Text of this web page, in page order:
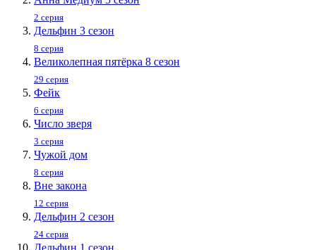
2 серия
Дельфин 3 сезон
8 серия
Великолепная пятёрка 8 сезон
29 серия
Фейк
6 серия
Число зверя
3 серия
Чужой дом
8 серия
Вне закона
12 серия
Дельфин 2 сезон
24 серия
Дельфин 1 сезон